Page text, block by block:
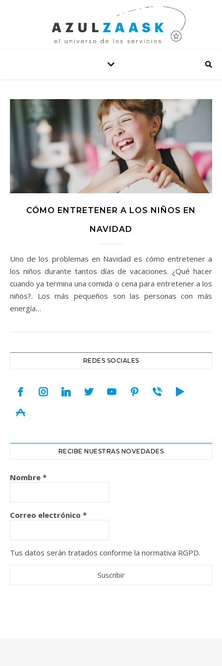
CÓMO ENTRETENER A LOS NIÑOS EN
NAVIDAD
Uno de los problemas en Navidad es cómo entretener a
los niños durante tantos días de vacaciones. ¿Qué hacer
cuando ya termina una comida o cena para entretener a los
niños?. Los más pequeños son las personas con más
energía…
REDES SOCIALES
facebookinstagramlinkedintwitteryoutubepinterest
viber play
appstore
RECIBE NUESTRAS NOVEDADES
Nombre *
Correo electrónico *
Tus datos serán tratados conforme la normativa RGPD.